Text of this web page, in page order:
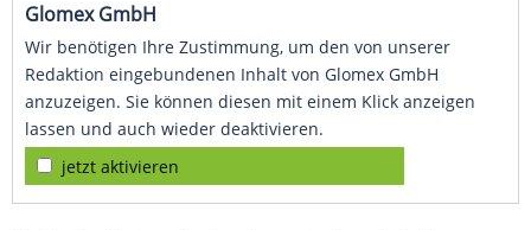
Glomex GmbH
Wir benötigen Ihre Zustimmung, um den von unserer
Redaktion eingebundenen Inhalt von Glomex GmbH
anzuzeigen. Sie können diesen mit einem Klick anzeigen
lassen und auch wieder deaktivieren.
jetzt aktivieren